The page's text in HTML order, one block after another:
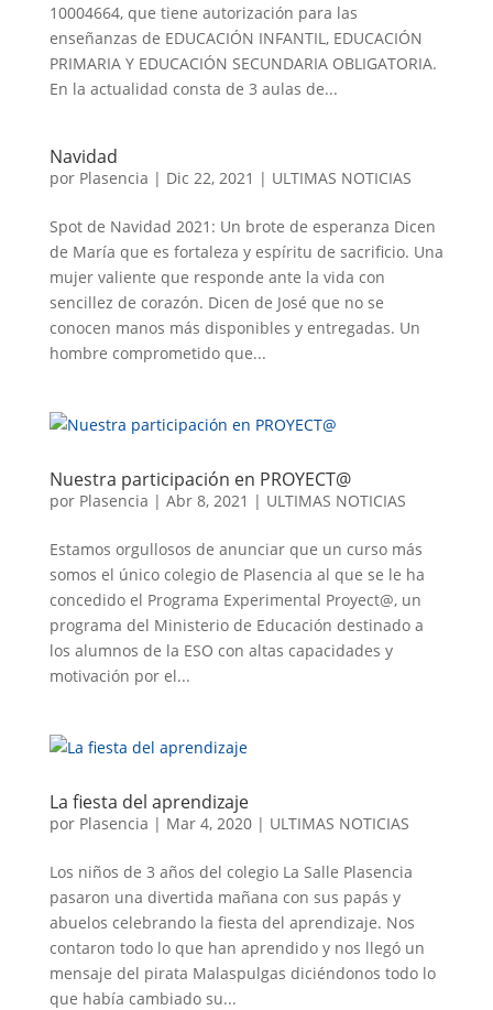
10004664, que tiene autorización para las
enseñanzas de EDUCACIÓN INFANTIL, EDUCACIÓN
PRIMARIA Y EDUCACIÓN SECUNDARIA OBLIGATORIA.
En la actualidad consta de 3 aulas de...
Navidad
por Plasencia | Dic 22, 2021 | ULTIMAS NOTICIAS
Spot de Navidad 2021: Un brote de esperanza Dicen
de María que es fortaleza y espíritu de sacrificio. Una
mujer valiente que responde ante la vida con
sencillez de corazón. Dicen de José que no se
conocen manos más disponibles y entregadas. Un
hombre comprometido que...
Nuestra participación en PROYECT@
por Plasencia | Abr 8, 2021 | ULTIMAS NOTICIAS
Estamos orgullosos de anunciar que un curso más
somos el único colegio de Plasencia al que se le ha
concedido el Programa Experimental Proyect@, un
programa del Ministerio de Educación destinado a
los alumnos de la ESO con altas capacidades y
motivación por el...
La fiesta del aprendizaje
por Plasencia | Mar 4, 2020| ULTIMAS NOTICIAS
Los niños de 3 años del colegio La Salle Plasencia
pasaron una divertida mañana con sus papás y
abuelos celebrando la fiesta del aprendizaje. Nos
contaron todo lo que han aprendido y nos llegó un
mensaje del pirata Malaspulgas diciéndonos todo lo
que había cambiado su...